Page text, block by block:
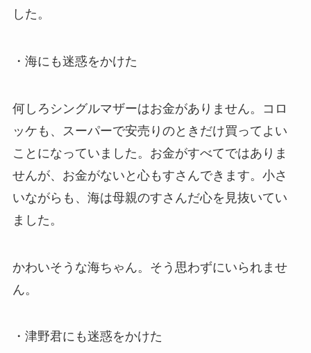
した。
・海にも迷惑をかけた
何しろシングルマザーはお金がありません。コロ
ッケも、スーパーで安売りのときだけ買ってよい
ことになっていました。お金がすべてではありま
せんが、お金がないと心もすさんできます。小さ
いながらも、海は母親のすさんだ心を見抜いてい
ました。
かわいそうな海ちゃん。そう思わずにいられませ
ん。
・津野君にも迷惑をかけた